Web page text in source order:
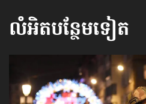
លំអិតបន្ថែមទៀត